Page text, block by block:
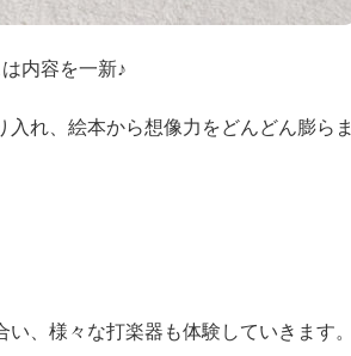
内容を一新♪
れ、絵本から想像力をどんどん膨ら
、様々な打楽器も体験していきます。